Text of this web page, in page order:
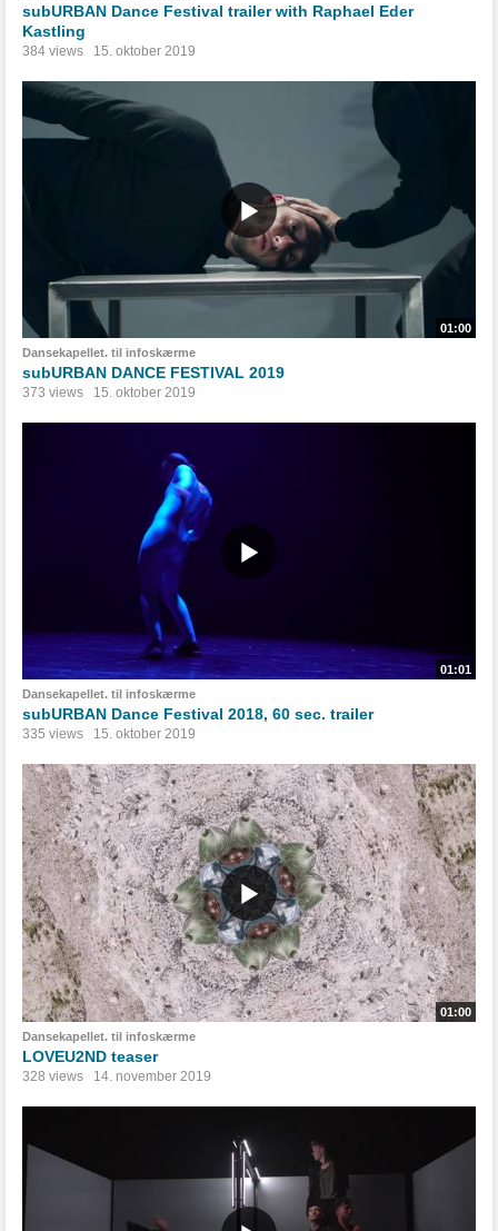
subURBAN Dance Festival trailer with Raphael Eder
Kastling
384 views 15. oktober 2019
01:00
Dansekapellet. til infoskærme
subURBAN DANCE FESTIVAL 2019
373 views 15. oktober 2019
01:01
Dansekapellet. til infoskærme
subURBAN Dance Festival 2018, 60 sec. trailer
335 views 15. oktober 2019
01:00
Dansekapellet. til infoskærme
LOVEU2ND teaser
328 views 14. november 2019